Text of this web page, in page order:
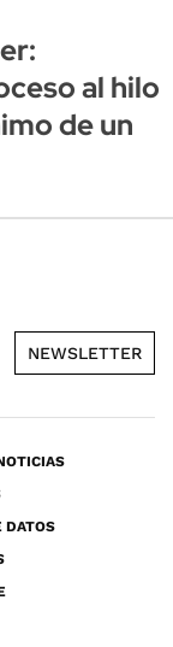
al hilo
de un
NEWSLETTER
DATOS